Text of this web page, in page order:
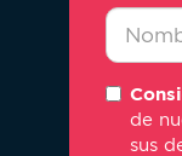
*
de
sus